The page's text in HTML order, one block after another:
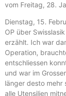
vom Freitag, 28.
Dienstag, 15.
OP über
erzählt. Ich war
Operation,
entschliessen
und war im
länger desto mehr
alle Utensilien